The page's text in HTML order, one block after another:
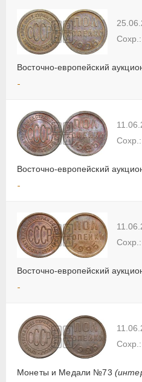
Восточно-европейский
-
Восточно-европейский
-
Восточно-европейский
-
Монеты и Медали №73